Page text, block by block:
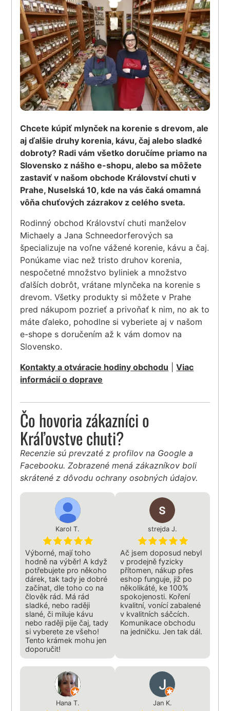
Chcete kúpiť mlynček na korenie s drevom, ale
aj ďalšie druhy korenia, kávu, čaj alebo sladké
dobroty? Radi vám všetko doručíme priamo na
Slovensko z nášho e-shopu, alebo sa môžete
zastaviť v našom obchode Království chuti v
Prahe, Nuselská 10, kde na vás čaká omamná
vôňa chuťových zázrakov z celého sveta.
Rodinný obchod Království chuti manželov
Michaely a Jana Schneedorferových sa
špecializuje na voľne vážené korenie, kávu a čaj.
Ponúkame viac než tristo druhov korenia,
nespočetné množstvo byliniek a množstvo
ďalších dobrôt, vrátane mlynčeka na korenie s
drevom. Všetky produkty si môžete v Prahe
pred nákupom pozrieť a privoňať k nim, no ak to
máte ďaleko, pohodlne si vyberiete aj v našom
e-shope s doručením až k vám domov na
Slovensko.
Kontakty a otváracie hodiny obchodu |Viac
informácií o doprave
Čo hovoria zákazníci o
Kráľovstve chuti?
Recenzie sú prevzaté z profilov na Google a
Facebooku. Zobrazené mená zákazníkov boli
skrátené z dôvodu ochrany osobných údajov.
Karol T.
Výborné, mají toho
hodně na výběr! A když
potřebujete pro někoho
dárek, tak tady je dobré
začínat, dle toho co na
člověk rád. Má rád
sladké, nebo raději
slané, či miluje kávu
nebo raději pije čaj, tady
si vyberete ze všeho!
Tento krámek mohu jen
doporučit!
strejda J.
Ač jsem doposud nebyl
v prodejně fyzicky
přítomen, nákup přes
eshop funguje, již po
několikáté, ke 100%
spokojenosti. Koření
kvalitní, vonící zabalené
v kvalitních sáčcích.
Komunikace obchodu
na jedničku. Jen tak dál.
Hana T. Jan K.